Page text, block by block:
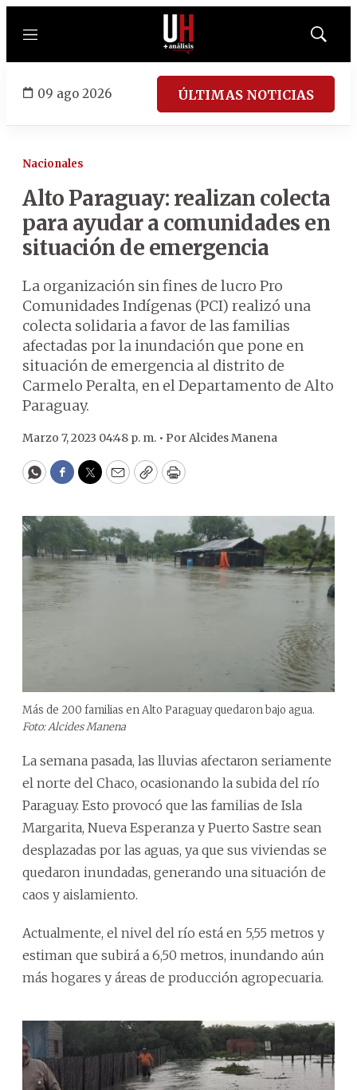
Menú
Mostrar
09 ago 2026 ÚLTIMAS NOTICIAS
Nacionales
Alto Paraguay: realizan colecta
para ayudar a comunidades en
situación de emergencia
La organización sin fines de lucro Pro
Comunidades Indígenas (PCI) realizó una
colecta solidaria a favor de las familias
afectadas por la inundación que pone en
situación de emergencia al distrito de
Carmelo Peralta, en el Departamento de Alto
Paraguay.
Marzo 7, 2023 04:48 p. m. • PorAlcides Manena
WhatsApp
Facebook
Twitter
EmailCopyPrint
Más de 200 familias en Alto Paraguay quedaron bajo agua.
Foto: Alcides Manena
La semana pasada, las lluvias afectaron seriamente
el norte del Chaco, ocasionando la subida del río
Paraguay. Esto provocó que las familias de Isla
Margarita, Nueva Esperanza y Puerto Sastre sean
desplazadas por las aguas, ya que sus viviendas se
quedaron inundadas, generando una situación de
caos y aislamiento.
Actualmente, el nivel del río está en 5,55 metros y
estiman que subirá a 6,50 metros, inundando aún
más hogares y áreas de producción agropecuaria.